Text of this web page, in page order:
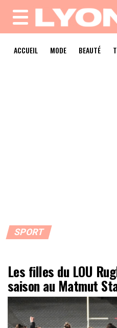
MENU
ACCUEIL MODE BEAUTÉ
SPORT
Les filles du LOU
saison au Matmut